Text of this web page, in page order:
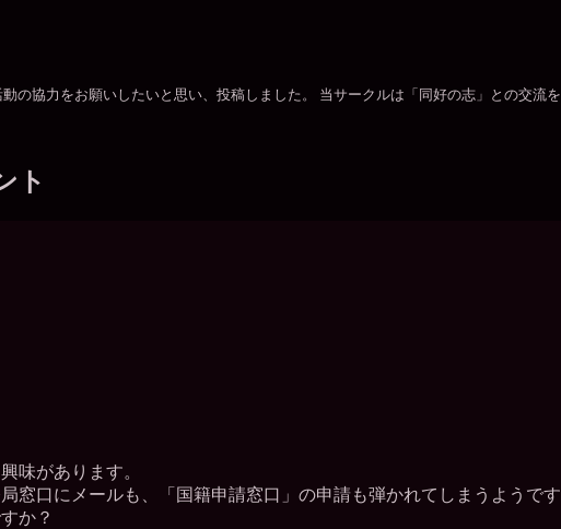
の協力をお願いしたいと思い、投稿しました。 当サークルは「同好の志」との交流
ト
味があります。
窓口にメールも、「国籍申請窓口」の申請も弾かれてしまうようで
か？